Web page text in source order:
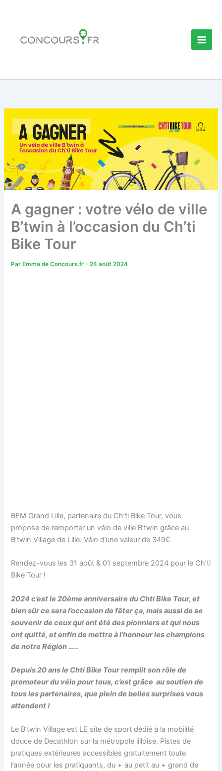
A gagner : votre vélo de ville
B’twin à l’occasion du Ch’ti
Bike Tour
Par Emma de Concours.fr-24 août 2024
BFM Grand Lille, partenaire du Ch’ti Bike Tour, vous
propose de remporter un vélo de ville B’twin grâce au
B’twin Village de Lille. Vélo d’une valeur de 349€
Rendez-vous les 31 août & 01 septembre 2024 pour le Ch’ti
Bike Tour !
2024 c’est le 20ème anniversaire du Chti Bike Tour, et
bien sûr ce sera l’occasion de fêter ça, mais aussi de se
souvenir de ceux qui ont été des pionniers et qui nous
ont quitté, et enfin de mettre à l’honneur les champions
de notre Région …..
Depuis 20 ans le Chti Bike Tour remplit son rôle de
promoteur du vélo pour tous, c’est grâce au soutien de
tous les partenaires, que plein de belles surprises vous
attendent !
Le B’twin Village est LE site de sport dédié à la mobilité
douce de Decathlon sur la métropole lilloise. Pistes de
pratiques extérieures accessibles gratuitement toute
l’année pour les pratiquants, du + au petit au + grand de